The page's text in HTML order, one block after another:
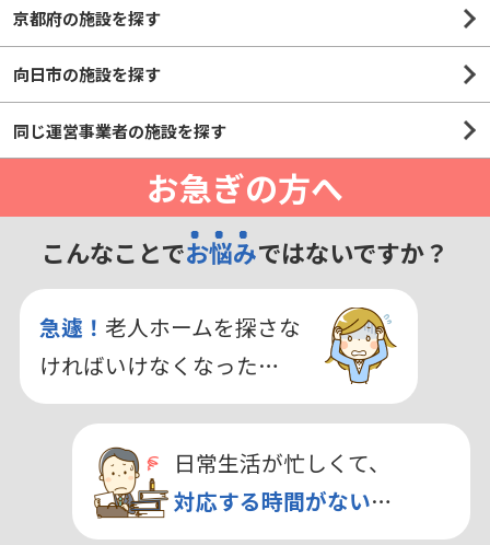
京都府の施設を探す
向日市の施設を探す
同じ運営事業者の施設を探す
お急ぎの方へ
こんなことでお悩みではないですか？
急遽！ 老人ホームを探さな
ければいけなくなった…
日常生活が忙しくて、
対応する時間がない…